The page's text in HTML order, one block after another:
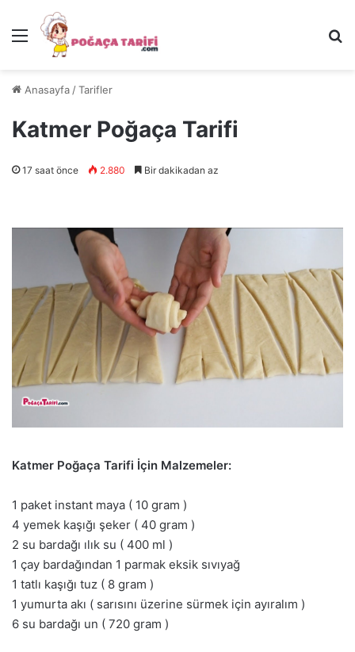
Menü
Anasayfa /Tarifler
Katmer Poğaça Tarifi
17 saat önce 2.880 Bir dakikadan az
Katmer Poğaça Tarifi İçin Malzemeler:
1 paket instant maya ( 10 gram )
4 yemek kaşığı şeker ( 40 gram )
2 su bardağı ılık su ( 400 ml )
1 çay bardağından 1 parmak eksik sıvıyağ
1 tatlı kaşığı tuz ( 8 gram )
1 yumurta akı ( sarısını üzerine sürmek için ayıralım )
6 su bardağı un ( 720 gram )